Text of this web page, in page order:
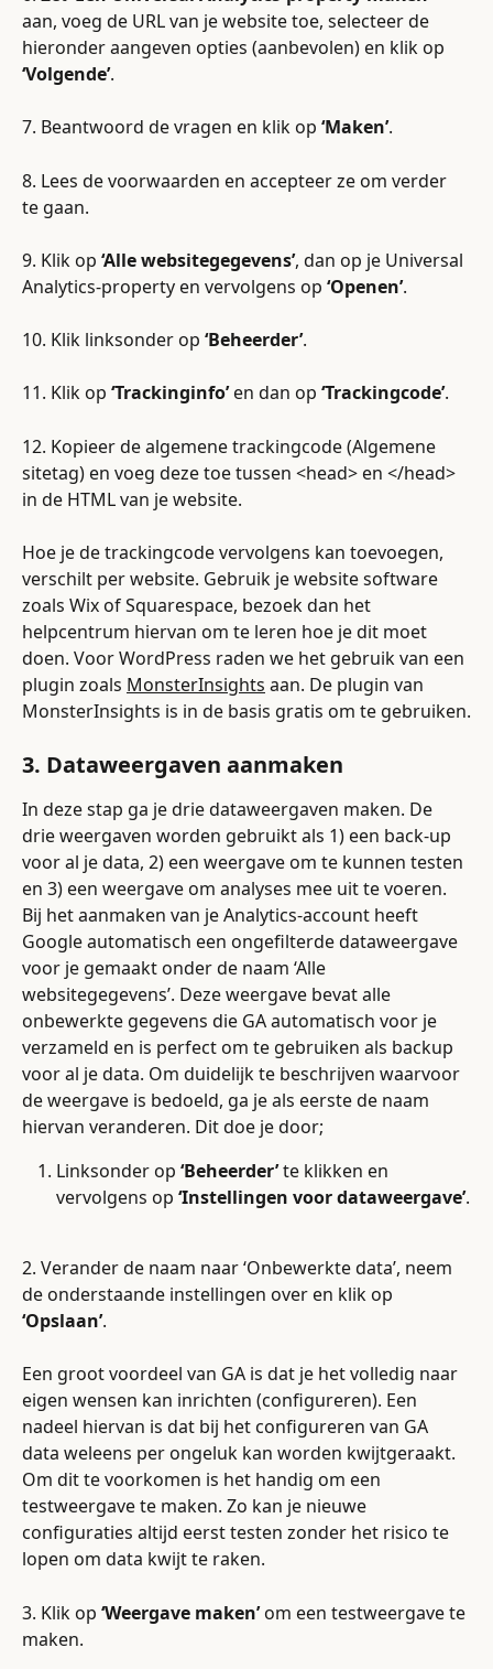
aan, voeg de URL van je website toe, selecteer de
hieronder aangeven opties (aanbevolen) en klik op
‘Volgende’.
7. Beantwoord de vragen en klik op ‘Maken’.
8. Lees de voorwaarden en accepteer ze om verder
te gaan.
9. Klik op ‘Alle websitegegevens’, dan op je Universal
Analytics-property en vervolgens op ‘Openen’.
10. Klik linksonder op ‘Beheerder’.
11. Klik op ‘Trackinginfo’ en dan op ‘Trackingcode’.
12. Kopieer de algemene trackingcode (Algemene
sitetag) en voeg deze toe tussen <head> en </head>
in de HTML van je website.
Hoe je de trackingcode vervolgens kan toevoegen,
verschilt per website. Gebruik je website software
zoals Wix of Squarespace, bezoek dan het
helpcentrum hiervan om te leren hoe je dit moet
doen. Voor WordPress raden we het gebruik van een
plugin zoals MonsterInsights aan. De plugin van
MonsterInsights is in de basis gratis om te gebruiken.
3. Dataweergaven aanmaken
In deze stap ga je drie dataweergaven maken. De
drie weergaven worden gebruikt als 1) een back-up
voor al je data, 2) een weergave om te kunnen testen
en 3) een weergave om analyses mee uit te voeren.
Bij het aanmaken van je Analytics-account heeft
Google automatisch een ongefilterde dataweergave
voor je gemaakt onder de naam ‘Alle
websitegegevens’. Deze weergave bevat alle
onbewerkte gegevens die GA automatisch voor je
verzameld en is perfect om te gebruiken als backup
voor al je data. Om duidelijk te beschrijven waarvoor
de weergave is bedoeld, ga je als eerste de naam
hiervan veranderen. Dit doe je door;
Linksonder op ‘Beheerder’ te klikken en
vervolgens op ‘Instellingen voor dataweergave’.
2. Verander de naam naar ‘Onbewerkte data’, neem
de onderstaande instellingen over en klik op
‘Opslaan’.
Een groot voordeel van GA is dat je het volledig naar
eigen wensen kan inrichten (configureren). Een
nadeel hiervan is dat bij het configureren van GA
data weleens per ongeluk kan worden kwijtgeraakt.
Om dit te voorkomen is het handig om een
testweergave te maken. Zo kan je nieuwe
configuraties altijd eerst testen zonder het risico te
lopen om data kwijt te raken.
3. Klik op ‘Weergave maken’ om een testweergave te
maken.